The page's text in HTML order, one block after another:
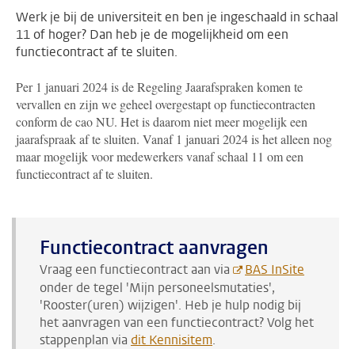
Werk je bij de universiteit en ben je ingeschaald in schaal
11 of hoger? Dan heb je de mogelijkheid om een
functiecontract af te sluiten.
Per 1 januari 2024 is de Regeling Jaarafspraken komen te
vervallen en zijn we geheel overgestapt op functiecontracten
conform de cao NU. Het is daarom niet meer mogelijk een
jaarafspraak af te sluiten. Vanaf 1 januari 2024 is het alleen nog
maar mogelijk voor medewerkers vanaf schaal 11 om een
functiecontract af te sluiten.
Functiecontract aanvragen
Vraag een functiecontract aan via
BAS InSite
onder de tegel 'Mijn personeelsmutaties',
'Rooster(uren) wijzigen'. Heb je hulp nodig bij
het aanvragen van een functiecontract? Volg het
stappenplan via dit Kennisitem.